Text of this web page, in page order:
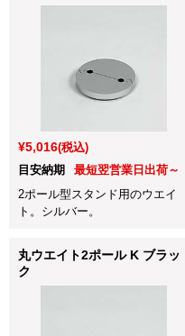
¥5,016(税込)
目安納期
最短翌営業日出荷～
2ポール型スタンド用のウエイ
ト。シルバー。
丸ウエイト2ポール K ブラッ
ク